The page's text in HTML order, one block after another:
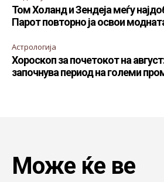
Том Холанд и Зендеја меѓу
Парот повторно ја освои
Астрологија
Хороскоп за почетокот на
започнува период на големи
Може ќе ве